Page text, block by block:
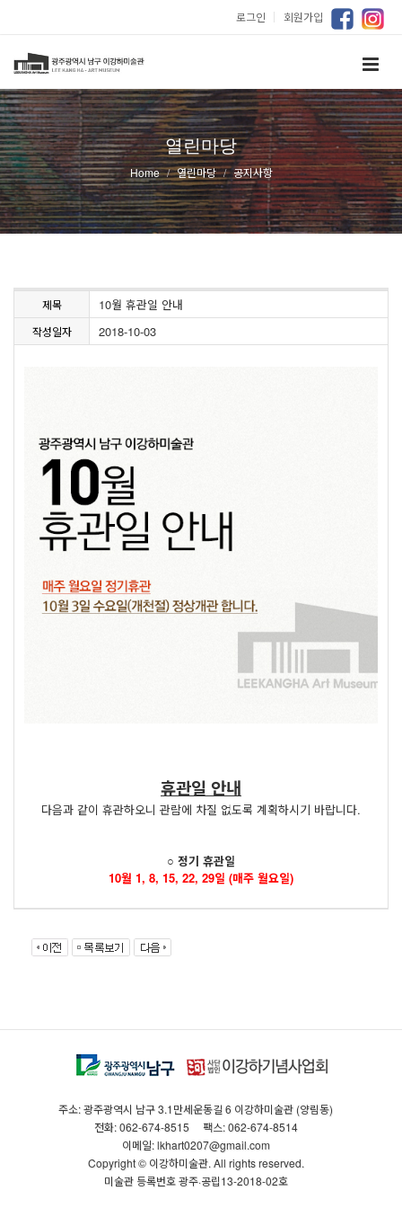
로그인 ｜ 회원가입
열린마당
Home 열린마당 공지사항
제목 10월 휴관일 안내
작성일자 2018-10-03
휴관일 안내
다음과 같이 휴관하오니 관람에 차질 없도록 계획하시기 바랍니다.
○ 정기 휴관일
10월 1, 8, 15, 22, 29일 (매주 월요일)
주소: 광주광역시 남구 3.1만세운동길 6 이강하미술관 (양림동)
전화: 062-674-8515
팩스: 062-674-8514
이메일: lkhart0207@gmail.com
Copyright © 이강하미술관. All rights reserved.
미술관 등록번호 광주·공립13-2018-02호